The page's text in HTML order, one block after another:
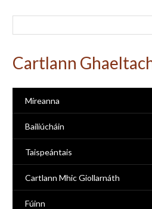
Cartlann
Míreanna
Bailiúcháin
Taispeántais
Cartlann Mhic Giollarnáth
Fúinn